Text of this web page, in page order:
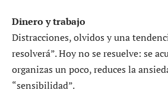
Dinero y trabajo
Distracciones, olvidos y una
resolverá”. Hoy no se resuelve: se
organizas un poco, reduces la
“sensibilidad”.